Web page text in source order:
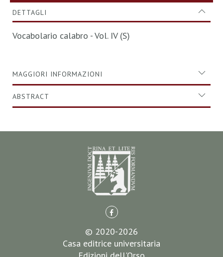
DETTAGLI
Vocabolario calabro - Vol. IV (S)
MAGGIORI INFORMAZIONI
ABSTRACT
© 2020-2026
Casa editrice universitaria